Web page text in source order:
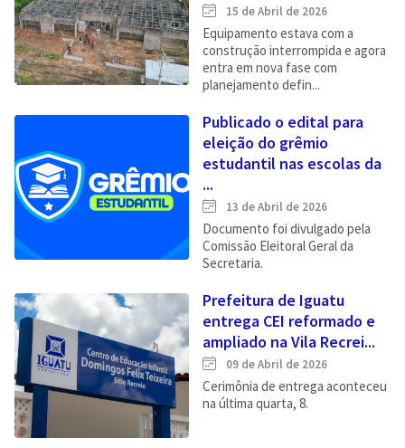
15 de Abril de 2026
Equipamento estava com a
construção interrompida e agora
entra em nova fase com
planejamento defin...
Publicado o edital para
eleição do grêmio
estudantil nas escolas da
...
13 de Abril de 2026
Documento foi divulgado pela
Comissão Eleitoral Geral da
Secretaria.
Prefeitura de Iguatu
entrega CEI reformado e
ampliado na Vila Recrei...
09 de Abril de 2026
Cerimônia de entrega aconteceu
na última quarta, 8.